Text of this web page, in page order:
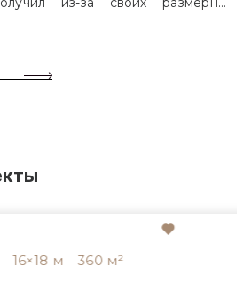
Размер блоков различен
м 360 м²